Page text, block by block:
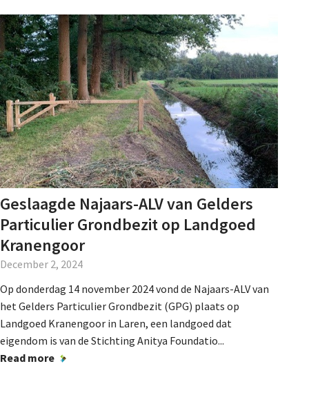
Geslaagde Najaars-ALV van Gelders
Particulier Grondbezit op Landgoed
Kranengoor
December 2, 2024
Op donderdag 14 november 2024 vond de Najaars-ALV van
het Gelders Particulier Grondbezit (GPG) plaats op
Landgoed Kranengoor in Laren, een landgoed dat
eigendom is van de Stichting Anitya Foundatio...
Read more